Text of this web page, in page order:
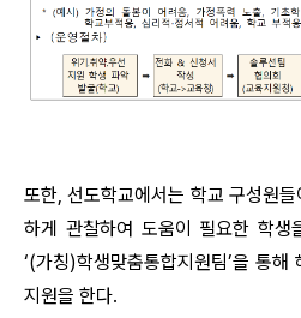
또한, 선도학교에서는 학교 구성원
하게 관찰하여 도움이 필요한 학
‘(가칭)학생맞춤통합지원팀’을 통해
지원을 한다.